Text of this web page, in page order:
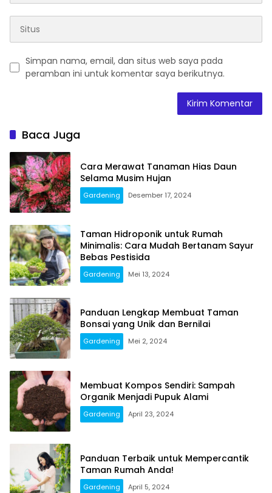
Simpan nama, email, dan situs web saya pada
peramban ini untuk komentar saya berikutnya.
Baca Juga
Cara Merawat Tanaman Hias Daun
Selama Musim Hujan
Gardening Desember 17, 2024
Taman Hidroponik untuk Rumah
Minimalis: Cara Mudah Bertanam Sayur
Bebas Pestisida
Gardening Mei 13, 2024
Panduan Lengkap Membuat Taman
Bonsai yang Unik dan Bernilai
Gardening Mei 2, 2024
Membuat Kompos Sendiri: Sampah
Organik Menjadi Pupuk Alami
Gardening April 23, 2024
Panduan Terbaik untuk Mempercantik
Taman Rumah Anda!
Gardening April 5, 2024